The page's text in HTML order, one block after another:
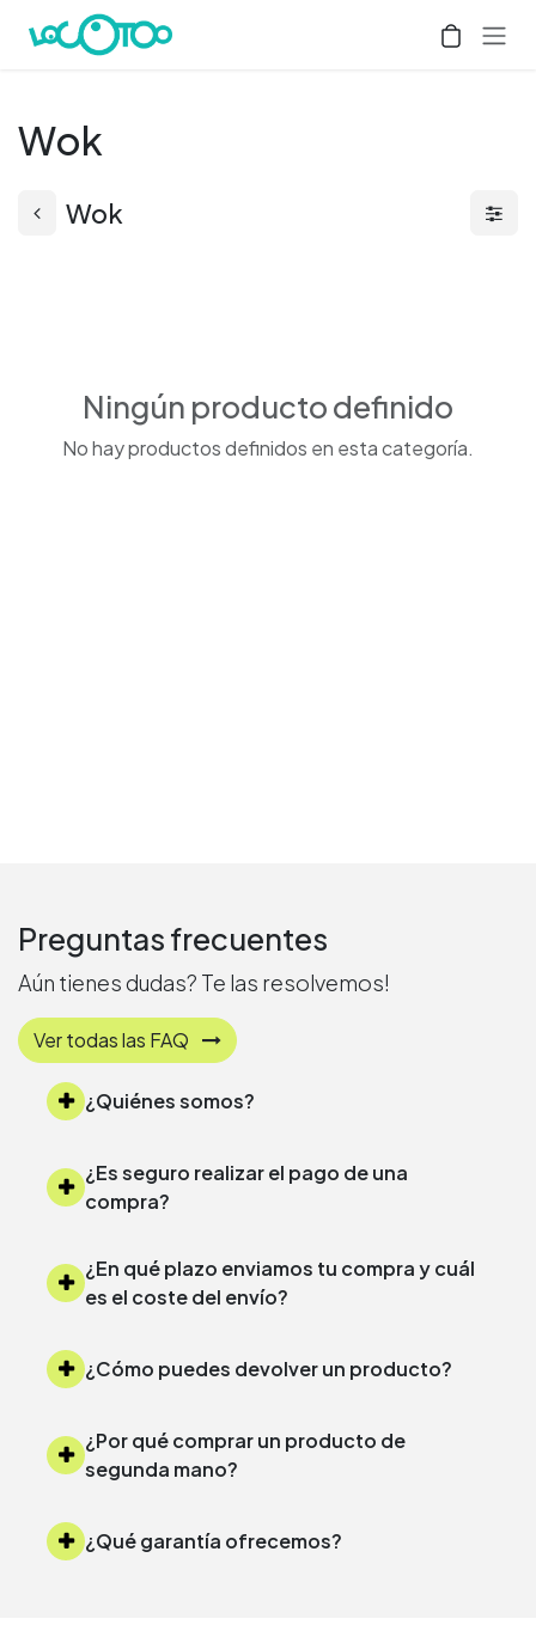
Ir al contenido
Wok
Wok
Ningún producto definido
No hay productos definidos en esta categoría.
Preguntas frecuentes
Aún tienes dudas? Te las resolvemos!
Ver todas las FAQ
¿Quiénes somos?
¿Es seguro realizar el pago de una
compra?
¿En qué plazo enviamos tu compra y cuál
es el coste del envío?
¿Cómo puedes devolver un producto?
¿Por qué comprar un producto de
segunda mano?
¿Qué garantía ofrecemos?